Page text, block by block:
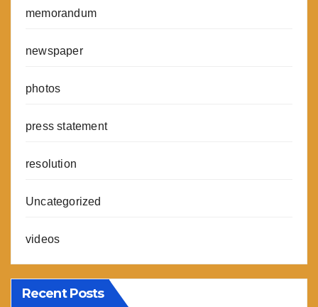
memorandum
newspaper
photos
press statement
resolution
Uncategorized
videos
Recent Posts